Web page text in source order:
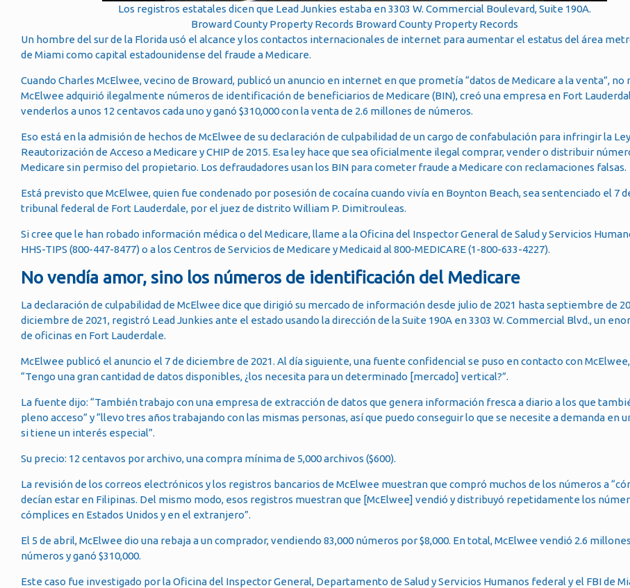
Los registros estatales dicen que Lead Junkies estaba en 3303 W. Commercial Boulevard, Suite 190A.
Broward County Property Records Broward County Property Records
Un hombre del sur de la Florida usó el alcance y los contactos internacionales de internet para aumentar el estatus del área
de Miami como capital estadounidense del fraude a Medicare.
Cuando Charles McElwee, vecino de Broward, publicó un anuncio en internet en que prometía “datos de Medicare a la venta”, no
McElwee adquirió ilegalmente números de identificación de beneficiarios de Medicare (BIN), creó una empresa en Fort
venderlos a unos 12 centavos cada uno y ganó $310,000 con la venta de 2.6 millones de números.
Eso está en la admisión de hechos de McElwee de su declaración de culpabilidad de un cargo de confabulación para infringir la
Reautorización de Acceso a Medicare y CHIP de 2015. Esa ley hace que sea oficialmente ilegal comprar, vender o distribuir
Medicare sin permiso del propietario. Los defraudadores usan los BIN para cometer fraude a Medicare con reclamaciones falsas.
Está previsto que McElwee, quien fue condenado por posesión de cocaína cuando vivía en Boynton Beach, sea sentenciado el 7
tribunal federal de Fort Lauderdale, por el juez de distrito William P. Dimitrouleas.
Si cree que le han robado información médica o del Medicare, llame a la Oficina del Inspector General de Salud y Servicios
HHS-TIPS (800-447-8477) o a los Centros de Servicios de Medicare y Medicaid al 800-MEDICARE (1-800-633-4227).
No vendía amor, sino los números de identificación del Medicare
La declaración de culpabilidad de McElwee dice que dirigió su mercado de información desde julio de 2021 hasta septiembre de
diciembre de 2021, registró Lead Junkies ante el estado usando la dirección de la Suite 190A en 3303 W. Commercial Blvd., un
de oficinas en Fort Lauderdale.
McElwee publicó el anuncio el 7 de diciembre de 2021. Al día siguiente, una fuente confidencial se puso en contacto con
“Tengo una gran cantidad de datos disponibles, ¿los necesita para un determinado [mercado] vertical?”.
La fuente dijo: “También trabajo con una empresa de extracción de datos que genera información fresca a diario a los que
pleno acceso” y “llevo tres años trabajando con las mismas personas, así que puedo conseguir lo que se necesite a demanda en
si tiene un interés especial”.
Su precio: 12 centavos por archivo, una compra mínima de 5,000 archivos ($600).
La revisión de los correos electrónicos y los registros bancarios de McElwee muestran que compró muchos de los números a
decían estar en Filipinas. Del mismo modo, esos registros muestran que [McElwee] vendió y distribuyó repetidamente los
cómplices en Estados Unidos y en el extranjero”.
El 5 de abril, McElwee dio una rebaja a un comprador, vendiendo 83,000 números por $8,000. En total, McElwee vendió 2.6
números y ganó $310,000.
Este caso fue investigado por la Oficina del Inspector General, Departamento de Salud y Servicios Humanos federal y el FBI de